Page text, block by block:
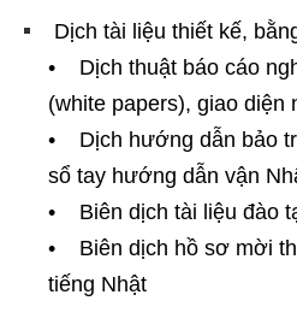
Dịch tài liệu thiết kế,
• Dịch thuật báo cáo
(white papers), giao
• Dịch hướng dẫn bảo
sổ tay hướng dẫn vận
• Biên dịch tài liệu đào
• Biên dịch hồ sơ mời
tiếng Nhật